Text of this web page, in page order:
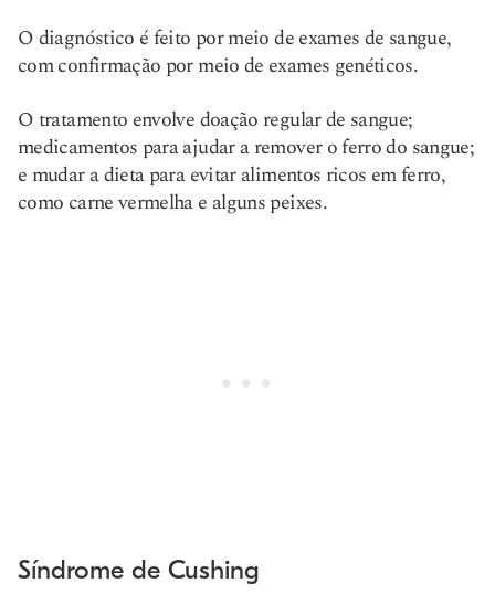
O diagnóstico é feito por meio de exames de sangue,
com confirmação por meio de exames genéticos.
O tratamento envolve doação regular de sangue;
medicamentos para ajudar a remover o ferro do sangue;
e mudar a dieta para evitar alimentos ricos em ferro,
como carne vermelha e alguns peixes.
Síndrome de Cushing